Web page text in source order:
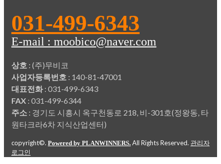
031-499-6343
E-mail : moobico@naver.com
상호 : (주)무비코
사업자등록번호 : 140-81-47001
대표전화: 031-499-6343
FAX : 031-499-6344
주소 : 경기도 시흥시 옥구천동로 218, 비-301호(정왕동, 타
원타크라6차 지식산업센터)
copyright©. Powered by PLANWINNERS. All Rights Reserved. 관리자
로그인